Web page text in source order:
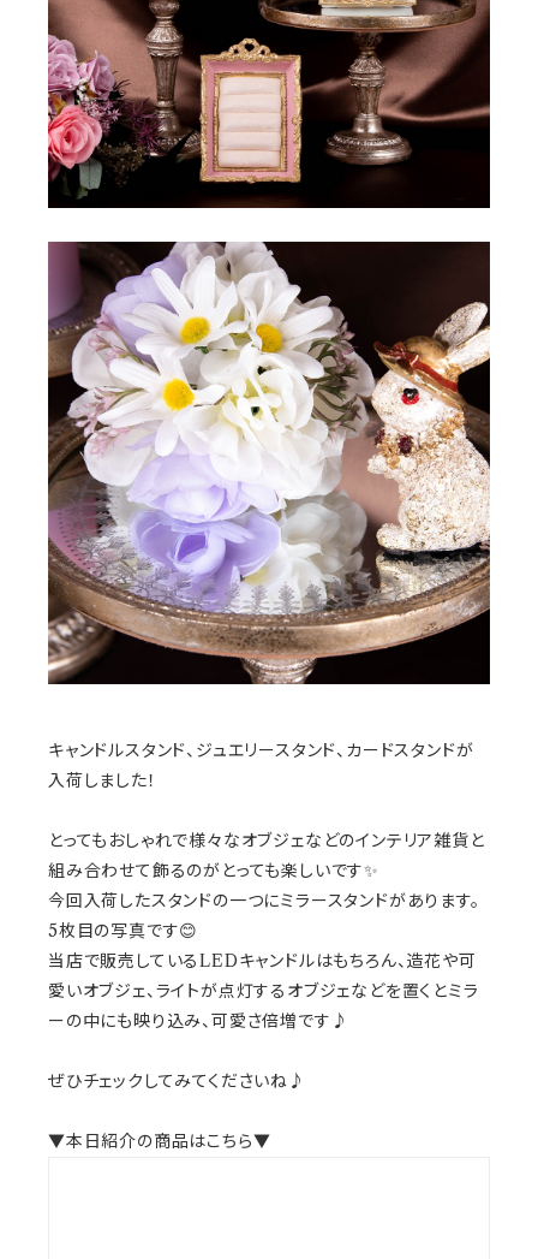
キャンドルスタンド、ジュエリースタンド、カードスタンドが
入荷しました！
とってもおしゃれで様々なオブジェなどのインテリア雑貨と
組み合わせて飾るのがとっても楽しいです✨
今回入荷したスタンドの一つにミラースタンドがあります。
5枚目の写真です😊
当店で販売しているLEDキャンドルはもちろん、造花や可
愛いオブジェ、ライトが点灯するオブジェなどを置くとミラ
ーの中にも映り込み、可愛さ倍増です♪
ぜひチェックしてみてくださいね♪
▼本日紹介の商品はこちら▼